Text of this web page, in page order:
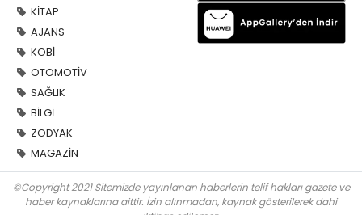
KİTAP
AJANS
KOBİ
OTOMOTİV
SAĞLIK
BİLGİ
ZODYAK
MAGAZİN
©Copyright 2021 Sitemizde yayınlanan haberlerin telif hakları gazete ve
haber kaynaklarına aittir. İzin alınmadan, kaynak gösterilerek dahi